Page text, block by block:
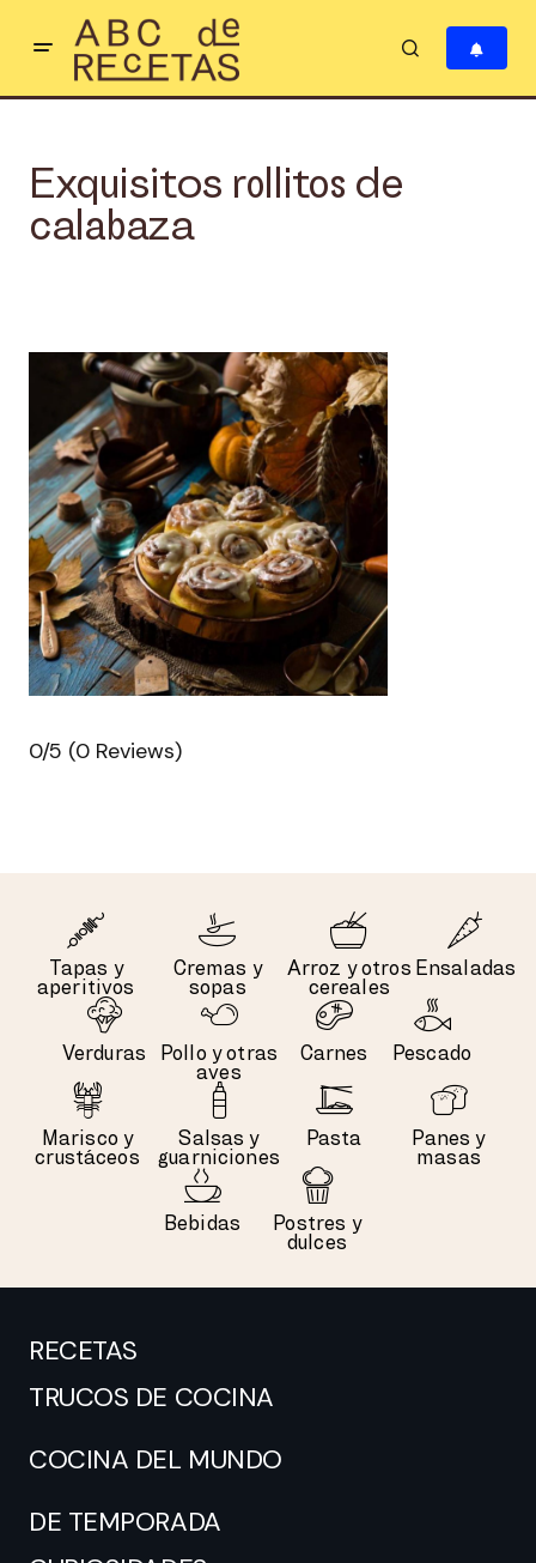
Exquisitos rollitos de
calabaza
0/5 (0 Reviews)
Tapas y
aperitivos
Cremas y
sopas
Arroz y otros
cereales
Ensaladas
Verduras
Pollo y otras
aves
Carnes Pescado
Marisco y
crustáceos
Salsas y
guarniciones
Pasta
Panes y
masas
Bebidas
Postres y
dulces
RECETAS
TRUCOS DE COCINA
COCINA DEL MUNDO
DE TEMPORADA